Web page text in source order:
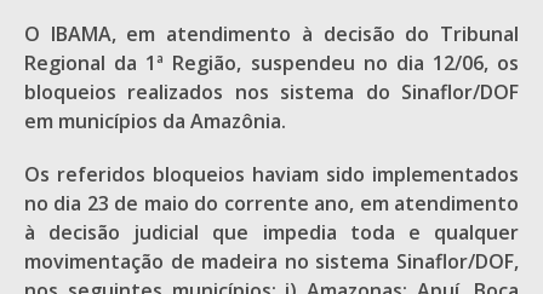
O IBAMA, em atendimento à decisão do Tribunal
Regional da 1ª Região, suspendeu no dia 12/06, os
bloqueios realizados nos sistema do Sinaflor/DOF
em municípios da Amazônia.
Os referidos bloqueios haviam sido implementados
no dia 23 de maio do corrente ano, em atendimento
à decisão judicial que impedia toda e qualquer
movimentação de madeira no sistema Sinaflor/DOF,